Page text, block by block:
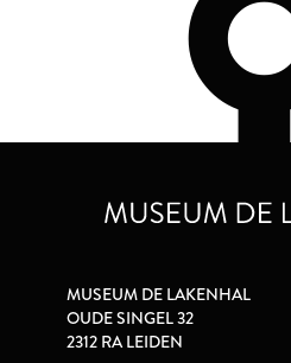
MUSEUM DE LAKENHAL
OUDE SINGEL 32
2312 RA LEIDEN